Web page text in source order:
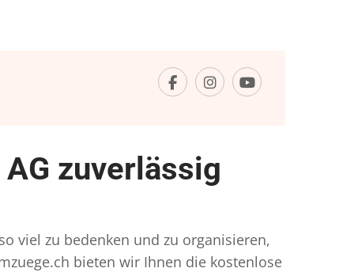
zuverlässig
viel zu bedenken und zu organisieren,
bieten wir Ihnen die kostenlose